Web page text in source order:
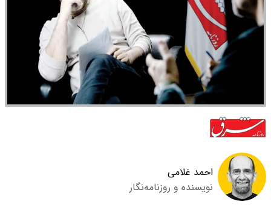
احمد غلامی
نویسنده و روزنامه‌نگار